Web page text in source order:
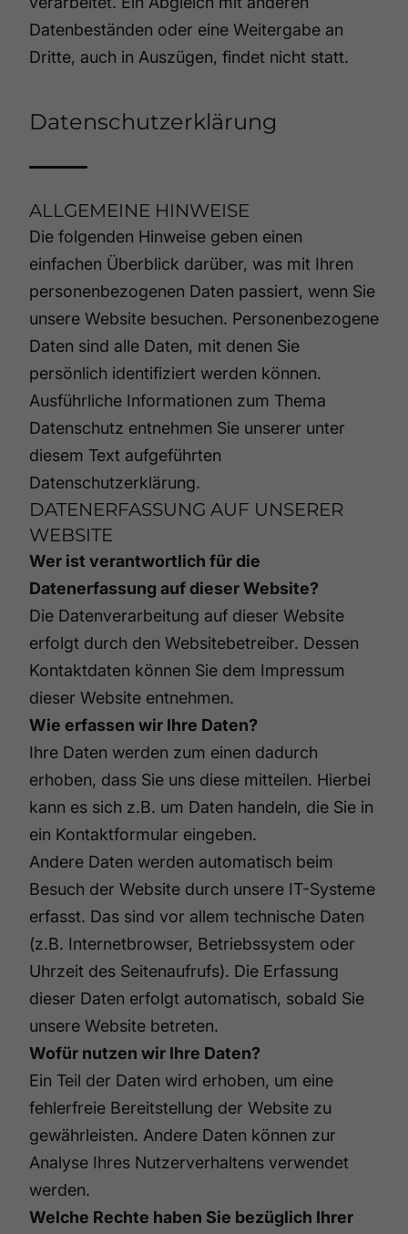
Datenbeständen oder eine Weitergabe an
Dritte, auch in Auszügen, findet nicht statt.
Datenschutzerklärung
ALLGEMEINE HINWEISE
Die folgenden Hinweise geben einen
einfachen Überblick darüber, was mit Ihren
personenbezogenen Daten passiert, wenn Sie
unsere Website besuchen. Personenbezogene
Daten sind alle Daten, mit denen Sie
persönlich identifiziert werden können.
Ausführliche Informationen zum Thema
Datenschutz entnehmen Sie unserer unter
diesem Text aufgeführten
Datenschutzerklärung.
DATENERFASSUNG AUF UNSERER
WEBSITE
Wer ist verantwortlich für die
Datenerfassung auf dieser Website?
Die Datenverarbeitung auf dieser Website
erfolgt durch den Websitebetreiber. Dessen
Kontaktdaten können Sie dem Impressum
dieser Website entnehmen.
Wie erfassen wir Ihre Daten?
Ihre Daten werden zum einen dadurch
erhoben, dass Sie uns diese mitteilen. Hierbei
kann es sich z.B. um Daten handeln, die Sie in
ein Kontaktformular eingeben.
Andere Daten werden automatisch beim
Besuch der Website durch unsere IT-Systeme
erfasst. Das sind vor allem technische Daten
(z.B. Internetbrowser, Betriebssystem oder
Uhrzeit des Seitenaufrufs). Die Erfassung
dieser Daten erfolgt automatisch, sobald Sie
unsere Website betreten.
Wofür nutzen wir Ihre Daten?
Ein Teil der Daten wird erhoben, um eine
fehlerfreie Bereitstellung der Website zu
gewährleisten. Andere Daten können zur
Analyse Ihres Nutzerverhaltens verwendet
werden.
Welche Rechte haben Sie bezüglich Ihrer